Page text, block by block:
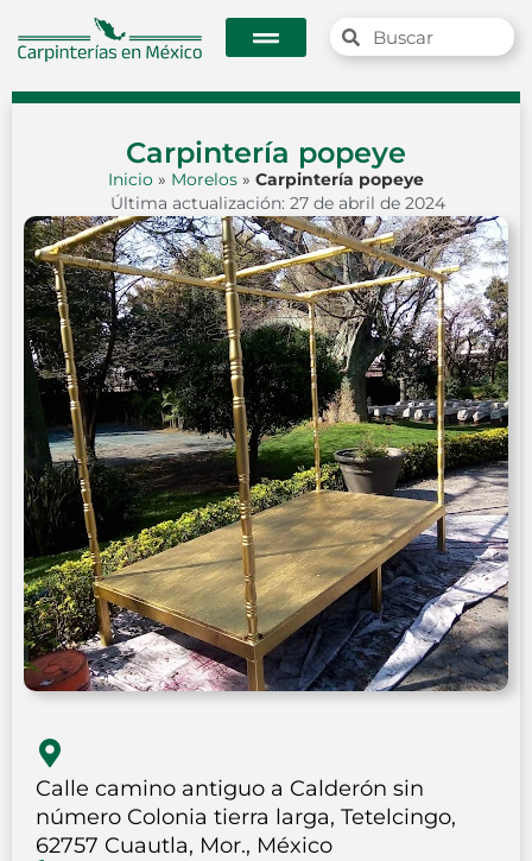
Carpintería popeye
Inicio » Morelos » Carpintería popeye
Última actualización: 27 de abril de 2024
Calle camino antiguo a Calderón sin
número Colonia tierra larga, Tetelcingo,
62757 Cuautla, Mor., México